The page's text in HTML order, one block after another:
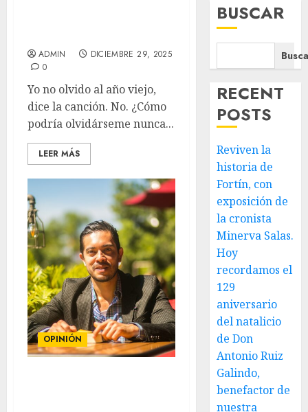
ADMIN
DICIEMBRE 29, 2025
0
Yo no olvido al año viejo,
dice la canción. No. ¿Cómo
podría olvidárseme nunca...
LEER MÁS
OPINIÓN
BUSCAR
RECENT
POSTS
Reviven la
historia de
Fortín, con
exposición de
la cronista
Minerva Salas.
Hoy
recordamos el
129
aniversario
del natalicio
de Don
Antonio Ruiz
Galindo,
benefactor de
nuestra